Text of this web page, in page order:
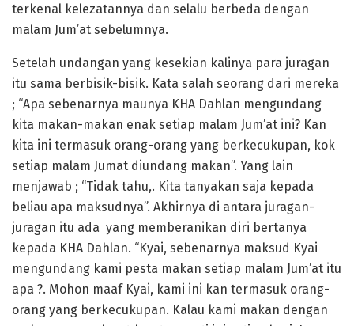
terkenal kelezatannya dan selalu berbeda dengan
malam Jum’at sebelumnya.
Setelah undangan yang kesekian kalinya para juragan
itu sama berbisik-bisik. Kata salah seorang dari mereka
; “Apa sebenarnya maunya KHA Dahlan mengundang
kita makan-makan enak setiap malam Jum’at ini? Kan
kita ini termasuk orang-orang yang berkecukupan, kok
setiap malam Jumat diundang makan”. Yang lain
menjawab ; “Tidak tahu,. Kita tanyakan saja kepada
beliau apa maksudnya”. Akhirnya di antara juragan-
juragan itu ada yang memberanikan diri bertanya
kepada KHA Dahlan. “Kyai, sebenarnya maksud Kyai
mengundang kami pesta makan setiap malam Jum’at itu
apa ?. Mohon maaf Kyai, kami ini kan termasuk orang-
orang yang berkecukupan. Kalau kami makan dengan